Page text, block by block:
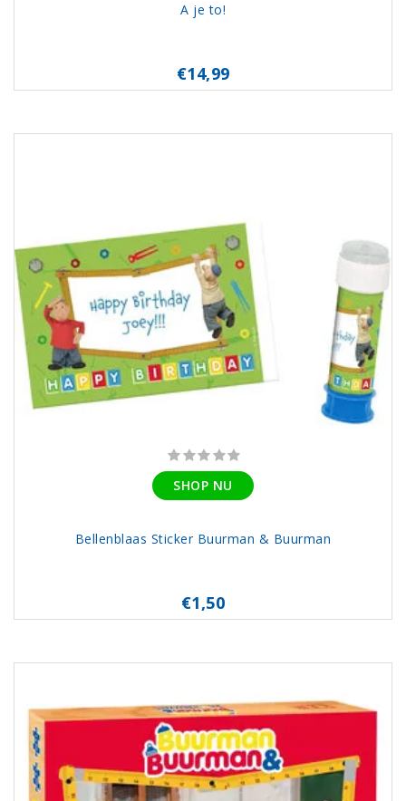
A je to!
€14,99
SHOP NU
Bellenblaas Sticker Buurman & Buurman
€1,50